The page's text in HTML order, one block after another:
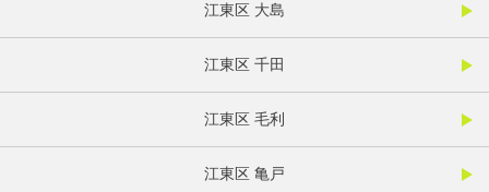
江東区 大島
江東区 千田
江東区 毛利
江東区 亀戸